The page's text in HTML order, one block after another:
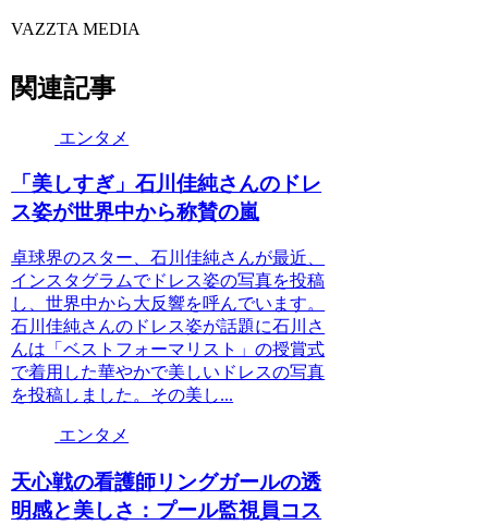
VAZZTA MEDIA
関連記事
エンタメ
「美しすぎ」石川佳純さんのドレ
ス姿が世界中から称賛の嵐
卓球界のスター、石川佳純さんが最近、
インスタグラムでドレス姿の写真を投稿
し、世界中から大反響を呼んでいます。
石川佳純さんのドレス姿が話題に石川さ
んは「ベストフォーマリスト」の授賞式
で着用した華やかで美しいドレスの写真
を投稿しました。その美し...
エンタメ
天心戦の看護師リングガールの透
明感と美しさ：プール監視員コス